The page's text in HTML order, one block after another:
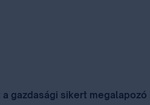
gazdasági sikert